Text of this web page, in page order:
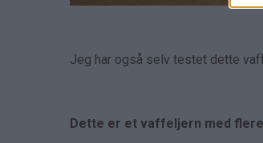
Jeg har også selv testet dette
Dette er et vaffeljern med